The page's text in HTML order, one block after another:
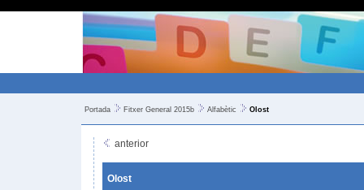
Portada Fitxer General 2015b Alfabètic Olost
anterior
Olost